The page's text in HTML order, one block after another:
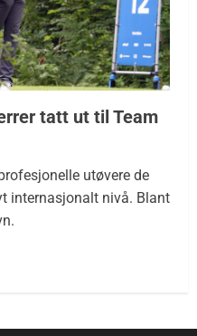
tatt ut til Team
utøvere de
internasjonalt nivå. Blant